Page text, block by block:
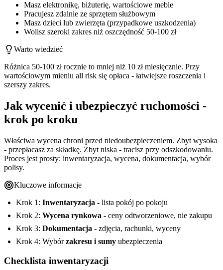
Masz elektronikę, biżuterię, wartościowe meble
Pracujesz zdalnie ze sprzętem służbowym
Masz dzieci lub zwierzęta (przypadkowe uszkodzenia)
Wolisz szeroki zakres niż oszczędność 50-100 zł
Warto wiedzieć
Różnica 50-100 zł rocznie to mniej niż 10 zł miesięcznie. Przy
wartościowym mieniu all risk się opłaca - łatwiejsze roszczenia i
szerszy zakres.
Jak wycenić i ubezpieczyć ruchomości -
krok po kroku
Właściwa wycena chroni przed niedoubezpieczeniem. Zbyt wysoka
- przepłacasz za składkę. Zbyt niska - tracisz przy odszkodowaniu.
Proces jest prosty: inwentaryzacja, wycena, dokumentacja, wybór
polisy.
Kluczowe informacje
Krok 1: Inwentaryzacja - lista pokój po pokoju
Krok 2: Wycena rynkowa - ceny odtworzeniowe, nie zakupu
Krok 3: Dokumentacja - zdjęcia, rachunki, wyceny
Krok 4: Wybórzakresu i sumy ubezpieczenia
Checklista inwentaryzacji